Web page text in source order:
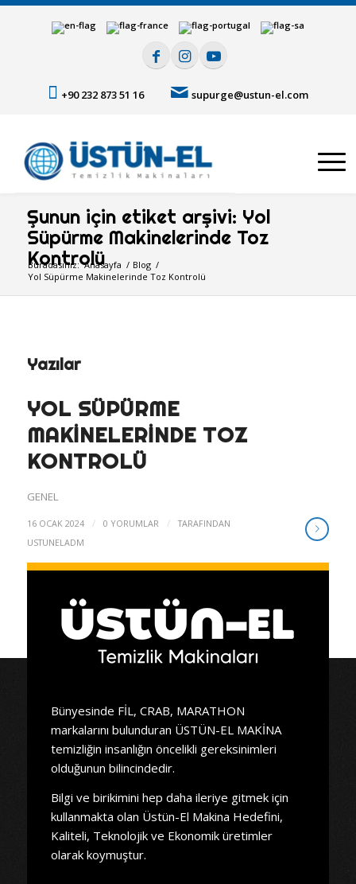
+90 232 873 51 16 supurge@ustun-el.com
Şunun için etiket arşivi: Yol
Süpürme Makinelerinde Toz
Kontrolü
Buradasınız: Anasayfa / Blog /
Yol Süpürme Makinelerinde Toz Kontrolü
Yazılar
YOL SÜPÜRME
MAKINELERINDE TOZ
KONTROLÜ
GENEL
16 OCAK 2024 / 0 YORUMLAR /
TARAFINDAN
USTUNELADM
Bünyesinde FİL, CRAB, MARATHON
markalarını bulunduran ÜSTÜN-EL MAKİNA
temizliğin insanlığın öncelikli gereksinimleri
olduğunun bilincindedir.
Bilgi ve birikimini hep daha ileriye gitmek için
kullanmakta olan Üstün-El Makina Hedefini,
Kaliteli, Teknolojik ve Ekonomik üretimler
olarak koymuştur.